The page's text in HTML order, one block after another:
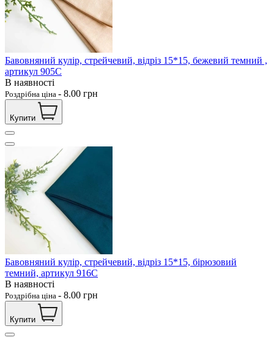
Бавовняний кулір, стрейчевий, відріз 15*15, бежевий темний ,
артикул 905С
В наявності
Роздрібна ціна - 8.00 грн
Купити
Бавовняний кулір, стрейчевий, відріз 15*15, бірюзовий
темний, артикул 916С
В наявності
Роздрібна ціна - 8.00 грн
Купити